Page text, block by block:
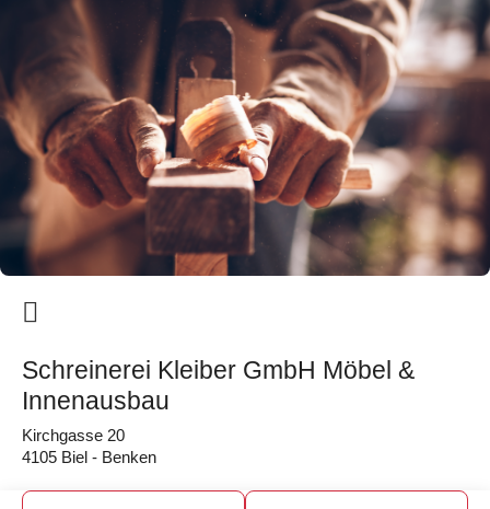
Schreinerei Kleiber GmbH Möbel &
Innenausbau
Kirchgasse 20
4105 Biel - Benken